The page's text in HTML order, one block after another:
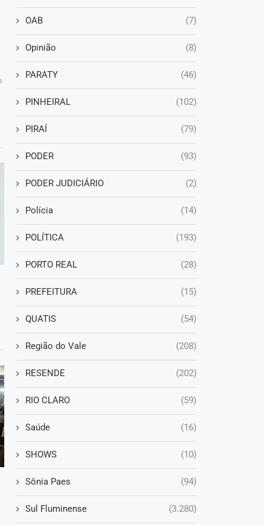
OAB (7)
Opinião (8)
PARATY (46)
PINHEIRAL (102)
PIRAÍ (79)
PODER (93)
PODER JUDICIÁRIO (2)
Polícia (14)
POLÍTICA (193)
PORTO REAL (28)
PREFEITURA (15)
QUATIS (54)
Região do Vale (208)
RESENDE (202)
RIO CLARO (59)
Saúde (16)
SHOWS (10)
Sônia Paes (94)
Sul Fluminense (3.280)